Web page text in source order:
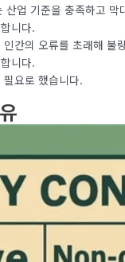
산업 기준을 충족하고 막
니다.
간의 오류를 초래해 불
니다.
요로 했습니다.